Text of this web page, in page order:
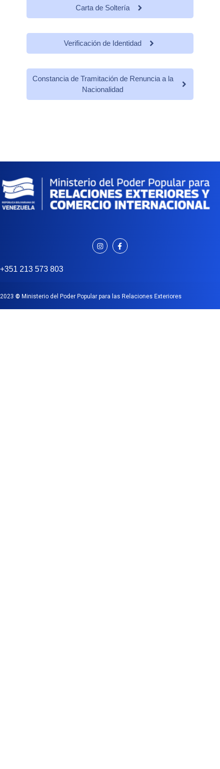
Carta de Soltería
Verificación de Identidad
Constancia de Tramitación de Renuncia a la
Nacionalidad
+351 213 573 803
2023 © Ministerio del Poder Popular para las Relaciones Exteriores